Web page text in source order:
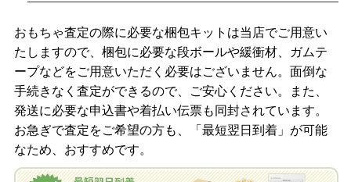
商品を撮影して、査定フォームから画像
を送信します。
梱包キットをメールで申し込み
査定結果をメールで確認し、梱包キット
を申し込みます。梱包キットは送料無料
でお届けします。
「ジョニージョイLINE査定」を友だちに
追加し、スマートフォンなどのカメラで
撮影したおもちゃの写真をトーク中に送
信します。
梱包キットをLINEで申し込み
査定結果をLINEで確認し、梱包キットを
申し込みます。梱包キットは送料無料で
おもちゃ査定の際に必要な梱包キットは当店でご用意い
たしますので、梱包に必要な段ボールや緩衝材、ガムテ
ープなどをご用意いただく必要はございません。面倒な
手続きなく査定ができるので、ご安心ください。また、
発送に必要な申込書や着払い伝票も同封されています。
お急ぎで査定をご希望の方も、「最短翌日到着」が可能
なため、おすすめです。